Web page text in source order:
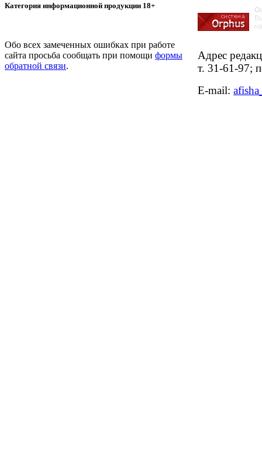
Категория информационной продукции 18+
Обо всех замеченных ошибках при работе
сайта просьба сообщать при помощи формы
обратной связи.
Адрес
т. 31-61-97;
E-mail: